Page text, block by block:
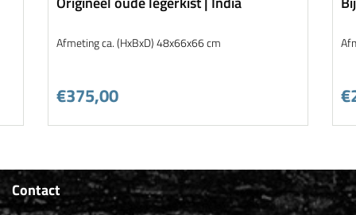
Afmeting ca. (HxBxD) 48x66x66 cm
€375,00
Contact